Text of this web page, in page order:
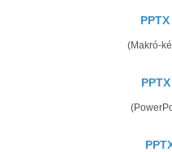
(Makró-